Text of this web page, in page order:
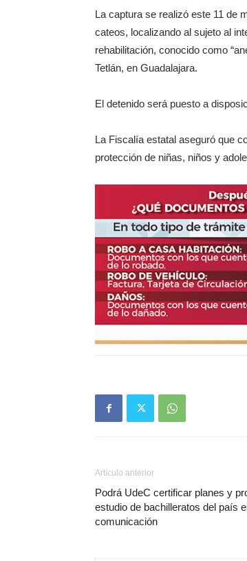
La captura se realizó este 11 de
cateos, localizando al sujeto al
rehabilitación, conocido como
Tetlán, en Guadalajara.
El detenido será puesto a
La Fiscalía estatal aseguró que
protección de niñas, niños y
Artículo anterior
Podrá UdeC certificar planes y
estudio de bachilleratos del país
comunicación